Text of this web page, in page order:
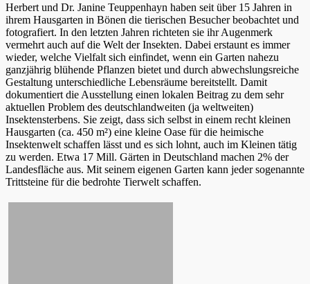
Herbert und Dr. Janine Teuppenhayn haben seit über 15 Jahren in
ihrem Hausgarten in Bönen die tierischen Besucher beobachtet und
fotografiert. In den letzten Jahren richteten sie ihr Augenmerk
vermehrt auch auf die Welt der Insekten. Dabei erstaunt es immer
wieder, welche Vielfalt sich einfindet, wenn ein Garten nahezu
ganzjährig blühende Pflanzen bietet und durch abwechslungsreiche
Gestaltung unterschiedliche Lebensräume bereitstellt. Damit
dokumentiert die Ausstellung einen lokalen Beitrag zu dem sehr
aktuellen Problem des deutschlandweiten (ja weltweiten)
Insektensterbens. Sie zeigt, dass sich selbst in einem recht kleinen
Hausgarten (ca. 450 m²) eine kleine Oase für die heimische
Insektenwelt schaffen lässt und es sich lohnt, auch im Kleinen tätig
zu werden. Etwa 17 Mill. Gärten in Deutschland machen 2% der
Landesfläche aus. Mit seinem eigenen Garten kann jeder sogenannte
Trittsteine für die bedrohte Tierwelt schaffen.